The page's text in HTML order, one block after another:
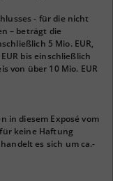
- für die nicht
– beträgt die
5 Mio. EUR,
bis einschließlich
von über 10 Mio. EUR
in diesem Exposé vom
keine Haftung
es sich um ca.-